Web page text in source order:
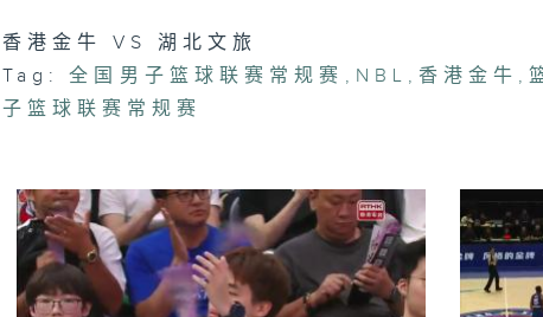
香港金
半准决
香港金牛 VS 湖北文旅
Tag:
全国男子篮球联赛常规赛 , NBL , 香港金牛 ,
子篮球联赛常规赛